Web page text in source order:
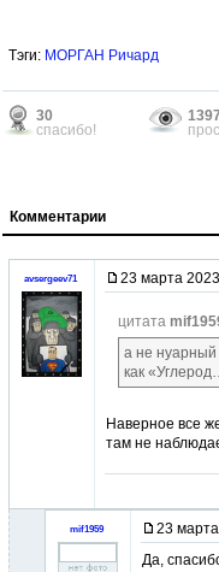
Тэги: МОРГАН Ричард
30
спасибо!
1397
Комментарии
avsergeev71 23 марта 2023
цитата
а не нуарный
как
Наверное все
там не
mif1959 23
Да,